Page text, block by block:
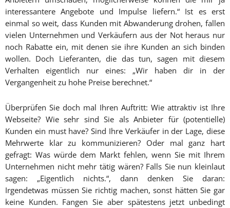
interessantere Angebote und Impulse liefern.“ Ist es erst
einmal so weit, dass Kunden mit Abwanderung drohen, fallen
vielen Unternehmen und Verkäufern aus der Not heraus nur
noch Rabatte ein, mit denen sie ihre Kunden an sich binden
wollen. Doch Lieferanten, die das tun, sagen mit diesem
Verhalten eigentlich nur eines: „Wir haben dir in der
Vergangenheit zu hohe Preise berechnet.“
Überprüfen Sie doch mal Ihren Auftritt: Wie attraktiv ist Ihre
Webseite? Wie sehr sind Sie als Anbieter für (potentielle)
Kunden ein must have? Sind Ihre Verkäufer in der Lage, diese
Mehrwerte klar zu kommunizieren? Oder mal ganz hart
gefragt: Was würde dem Markt fehlen, wenn Sie mit Ihrem
Unternehmen nicht mehr tätig wären? Falls Sie nun kleinlaut
sagen: „Eigentlich nichts.“, dann denken Sie daran:
Irgendetwas müssen Sie richtig machen, sonst hätten Sie gar
keine Kunden. Fangen Sie aber spätestens jetzt unbedingt